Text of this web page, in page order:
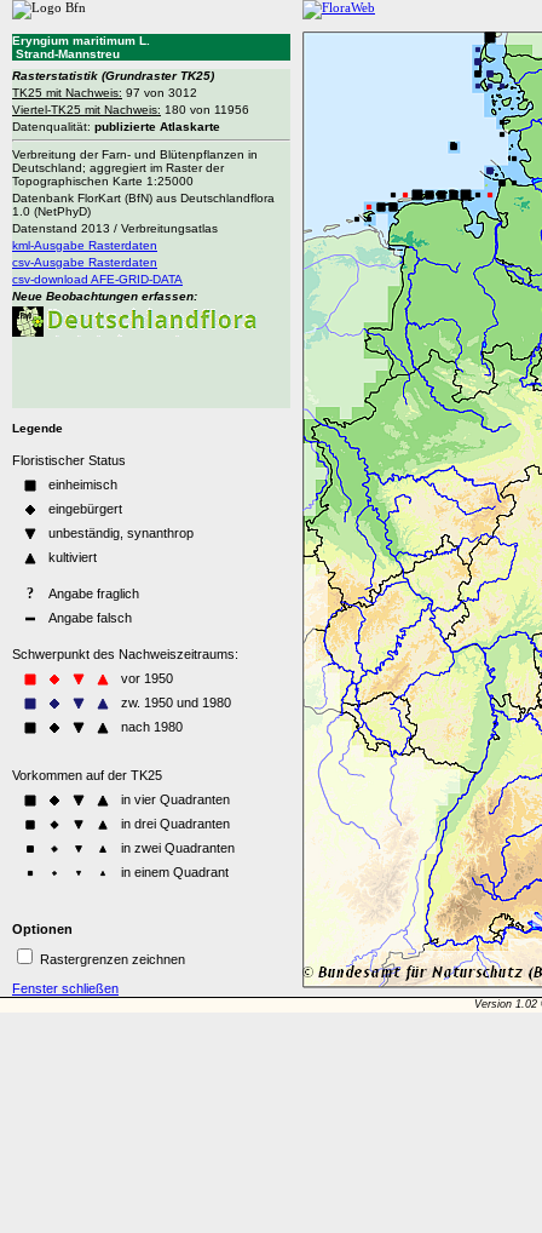
Eryngium maritimum L.
Strand-Mannstreu
Rasterstatistik (Grundraster TK25)
TK25 mit Nachweis: 97 von 3012
Viertel-TK25 mit Nachweis: 180 von 11956
Datenqualität: publizierte Atlaskarte
Verbreitung der Farn- und Blütenpflanzen in
Deutschland; aggregiert im Raster der
Topographischen Karte 1:25000
Datenbank FlorKart (BfN) aus Deutschlandflora
1.0 (NetPhyD)
Datenstand 2013 / Verbreitungsatlas
kml-Ausgabe Rasterdaten
csv-Ausgabe Rasterdaten
csv-download AFE-GRID-DATA
Neue Beobachtungen erfassen:
Legende
Optionen
Rastergrenzen zeichnen
Fenster schließen
Version